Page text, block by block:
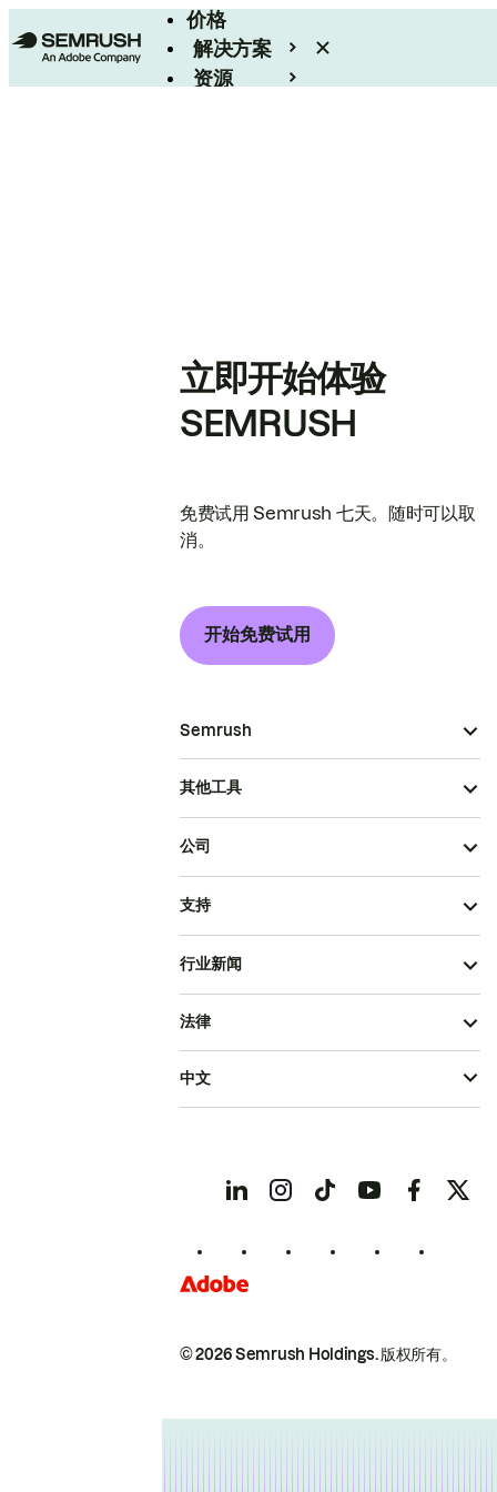
价格
解决方案
资源
立即开始体验
SEMRUSH
免费试用 Semrush 七天。随时可以取
消。
开始免费试用
Semrush
其他工具
公司
支持
行业新闻
© 2026 Semrush Holdings.版权所有。
法律
中文